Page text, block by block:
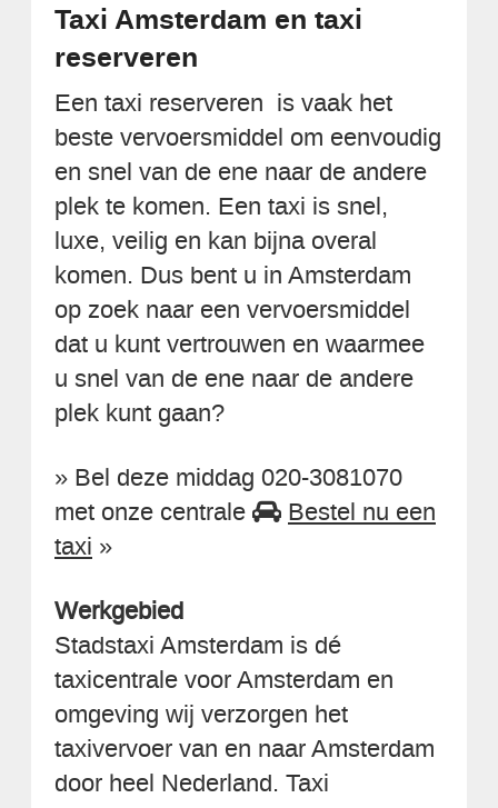
Taxi Amsterdam en taxi
reserveren
Een taxi reserveren is vaak het
beste vervoersmiddel om eenvoudig
en snel van de ene naar de andere
plek te komen. Een taxi is snel,
luxe, veilig en kan bijna overal
komen. Dus bent u in Amsterdam
op zoek naar een vervoersmiddel
dat u kunt vertrouwen en waarmee
u snel van de ene naar de andere
plek kunt gaan?
» Bel deze middag 020-3081070
met onze centrale
Bestel nu een
taxi »
Werkgebied
Stadstaxi Amsterdam is dé
taxicentrale voor Amsterdam en
omgeving wij verzorgen het
taxivervoer van en naar Amsterdam
door heel Nederland. Taxi